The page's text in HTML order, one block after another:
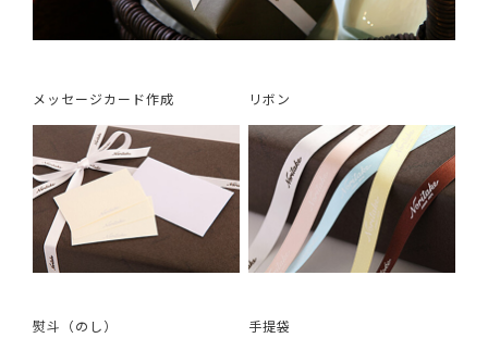
メッセージカード作成 リボン
熨斗（のし） 手提袋